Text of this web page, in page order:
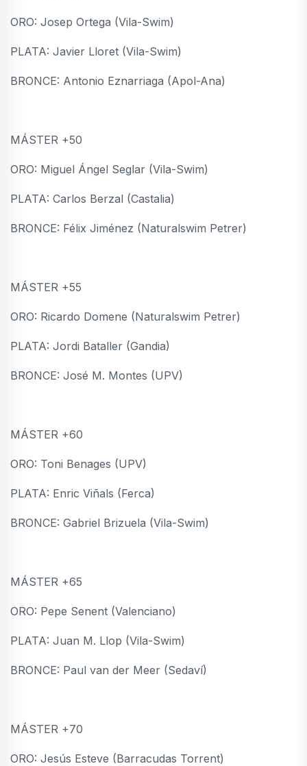
ORO: Josep Ortega (Vila-Swim)
PLATA: Javier Lloret (Vila-Swim)
BRONCE: Antonio Eznarriaga (Apol-Ana)
MÁSTER +50
ORO: Miguel Ángel Seglar (Vila-Swim)
PLATA: Carlos Berzal (Castalia)
BRONCE: Félix Jiménez (Naturalswim Petrer)
MÁSTER +55
ORO: Ricardo Domene (Naturalswim Petrer)
PLATA: Jordi Bataller (Gandia)
BRONCE: José M. Montes (UPV)
MÁSTER +60
ORO: Toni Benages (UPV)
PLATA: Enric Viñals (Ferca)
BRONCE: Gabriel Brizuela (Vila-Swim)
MÁSTER +65
ORO: Pepe Senent (Valenciano)
PLATA: Juan M. Llop (Vila-Swim)
BRONCE: Paul van der Meer (Sedaví)
MÁSTER +70
ORO: Jesús Esteve (Barracudas Torrent)